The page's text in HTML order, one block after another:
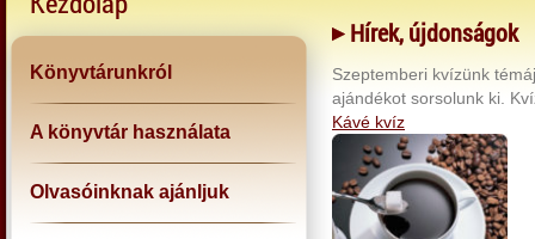
Könyvtárunkról
A könyvtár használata
Olvasóinknak ajánljuk
Hírek, újdonságok
Szeptemberi kvízünk
ajándékot sorsolunk ki.
Kávé kvíz